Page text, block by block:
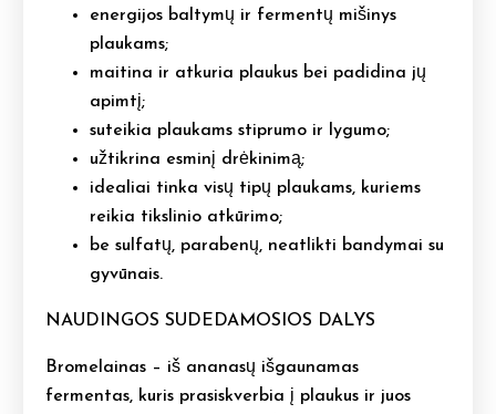
energijos baltymų ir fermentų mišinys
plaukams;
maitina ir atkuria plaukus bei padidina jų
apimtį;
suteikia plaukams stiprumo ir lygumo;
užtikrina esminį drėkinimą;
idealiai tinka visų tipų plaukams, kuriems
reikia tikslinio atkūrimo;
be sulfatų, parabenų, neatlikti bandymai su
gyvūnais.
NAUDINGOS SUDEDAMOSIOS DALYS
Bromelainas – iš ananasų išgaunamas
fermentas, kuris prasiskverbia į plaukus ir juos